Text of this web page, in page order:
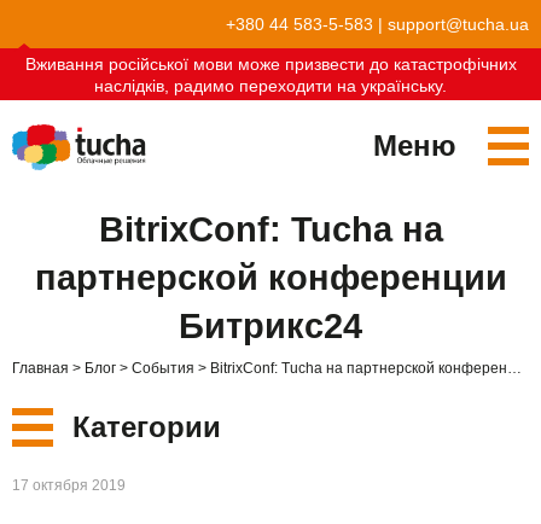
+380 44 583-5-583 | support@tucha.ua
Вживання російської мови може призвести до катастрофічних
наслідків, радимо переходити на українську.
Меню
TuchaBit+
Облака для e-commerce
Стать партнёром
Отзывы
BitrixConf: Tucha на
партнерской конференции
Битрикс24
Главная Блог События BitrixConf: Tucha на партнерской конференции Битрикс24
Категории
Новые
17 октября 2019